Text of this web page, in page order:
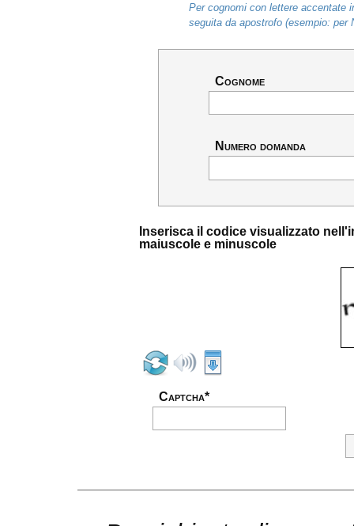
Per cognomi con lettere accentate
seguita da apostrofo (esempio: per
Cognome
Numero domanda
Inserisca il codice visualizzato
maiuscole e minuscole
Captcha*